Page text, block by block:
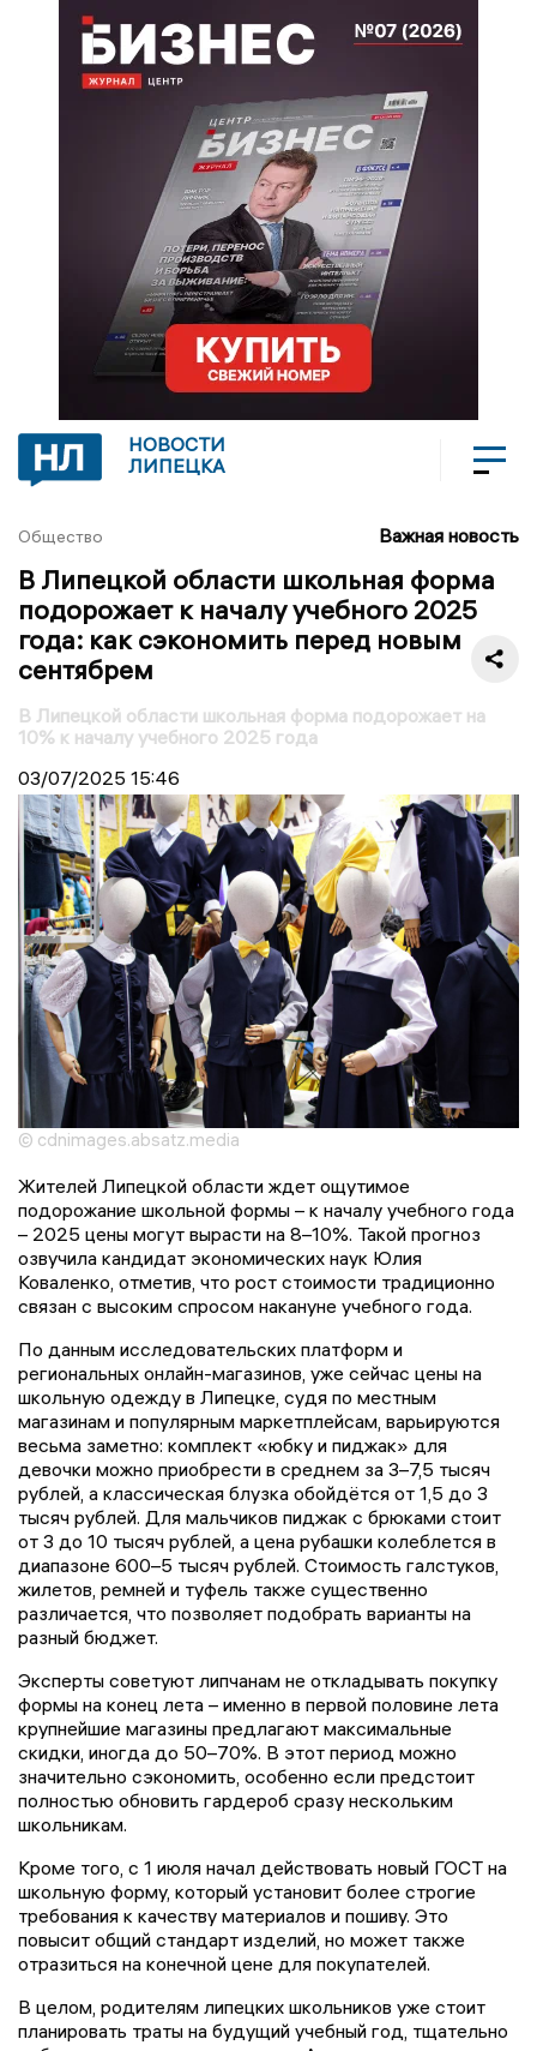
НОВОСТИ
ЛИПЕЦКА
Общество Важная новость
В Липецкой области школьная форма
подорожает к началу учебного 2025
года: как сэкономить перед новым
сентябрем
В Липецкой области школьная форма подорожает на
10% к началу учебного 2025 года
03/07/2025 15:46
© cdnimages.absatz.media
Жителей Липецкой области ждет ощутимое
подорожание школьной формы – к началу учебного года
– 2025 цены могут вырасти на 8–10%. Такой прогноз
озвучила кандидат экономических наук Юлия
Коваленко, отметив, что рост стоимости традиционно
связан с высоким спросом накануне учебного года.
По данным исследовательских платформ и
региональных онлайн-магазинов, уже сейчас цены на
школьную одежду в Липецке, судя по местным
магазинам и популярным маркетплейсам, варьируются
весьма заметно: комплект «юбку и пиджак» для
девочки можно приобрести в среднем за 3–7,5 тысяч
рублей, а классическая блузка обойдётся от 1,5 до 3
тысяч рублей. Для мальчиков пиджак с брюками стоит
от 3 до 10 тысяч рублей, а цена рубашки колеблется в
диапазоне 600–5 тысяч рублей. Стоимость галстуков,
жилетов, ремней и туфель также существенно
различается, что позволяет подобрать варианты на
разный бюджет.
Эксперты советуют липчанам не откладывать покупку
формы на конец лета – именно в первой половине лета
крупнейшие магазины предлагают максимальные
скидки, иногда до 50–70%. В этот период можно
значительно сэкономить, особенно если предстоит
полностью обновить гардероб сразу нескольким
школьникам.
Кроме того, с 1 июля начал действовать новый ГОСТ на
школьную форму, который установит более строгие
требования к качеству материалов и пошиву. Это
повысит общий стандарт изделий, но может также
отразиться на конечной цене для покупателей.
В целом, родителям липецких школьников уже стоит
планировать траты на будущий учебный год, тщательно